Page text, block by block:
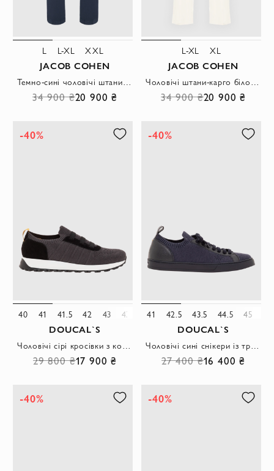
L L-XL XXL
JACOB COHEN
34 900 ₴20 900 ₴
L-XL XL
JACOB COHEN
34 900 ₴20 900 ₴
-40%
40 41 41.5 42 43 43.5 44 45 46 47
DOUCAL`S
29 800 ₴17 900 ₴
-40%
41 42.5 43.5 44.5 45
DOUCAL`S
27 400 ₴16 400 ₴
-40% -40%